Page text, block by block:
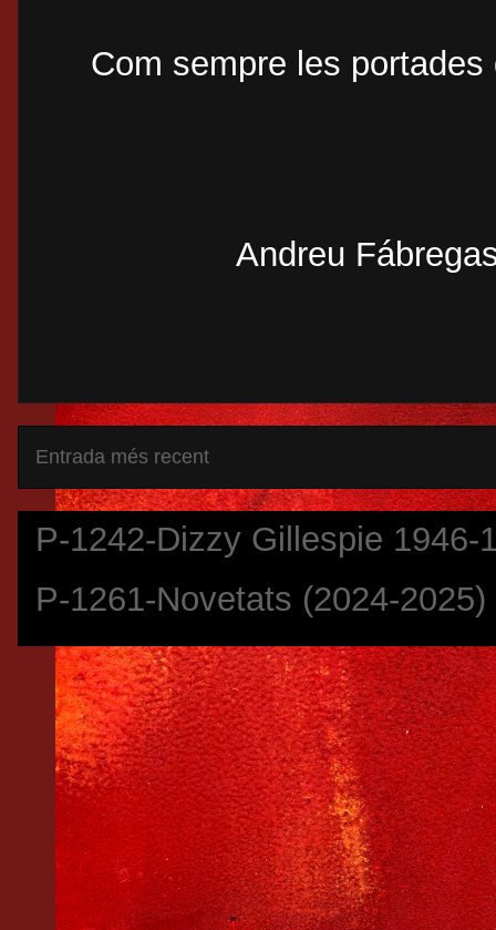
Com sempre les
Andreu
Entrada més recent
P-1242-Dizzy Gillespie 1946-
P-1261-Novetats (2024-2025)